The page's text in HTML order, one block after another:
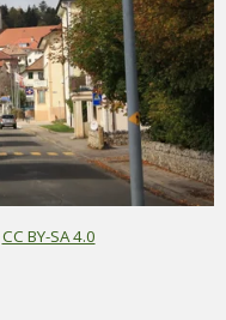
CC BY-SA 4.0